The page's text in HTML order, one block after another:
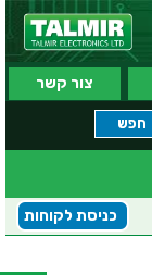
צור קשר
כניסת לקוחות